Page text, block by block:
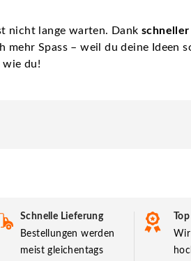
nicht lange warten. Dank schneller
mehr Spass – weil du deine
wie du!
Schnelle Lieferung
Bestellungen werden
meist gleichentags